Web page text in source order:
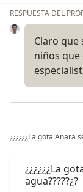
RESPUESTA DEL
Claro que
niños
¿¿¿¿¿¿La gota Anara
¿¿¿¿¿¿La
agua?????¿?